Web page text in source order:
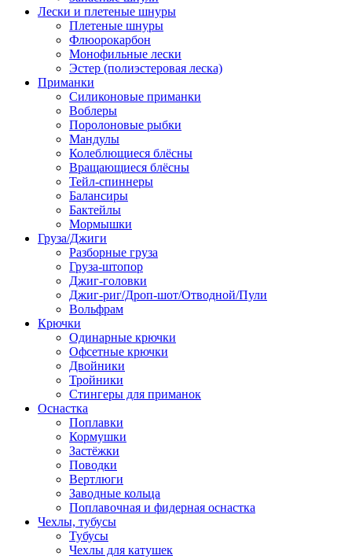
Лески и плетеные шнуры
Плетеные шнуры
Флюорокарбон
Монофильные лески
Эстер (полиэстеровая леска)
Приманки
Силиконовые приманки
Воблеры
Поролоновые рыбки
Мандулы
Колеблющиеся блёсны
Вращающиеся блёсны
Тейл-спиннеры
Балансиры
Бактейлы
Мормышки
Груза/Джиги
Разборные груза
Груза-штопор
Джиг-головки
Джиг-риг/Дроп-шот/Отводной/Пули
Вольфрам
Крючки
Одинарные крючки
Офсетные крючки
Двойники
Тройники
Стингеры для приманок
Оснастка
Поплавки
Кормушки
Застёжки
Поводки
Вертлюги
Заводные кольца
Поплавочная и фидерная оснастка
Чехлы, тубусы
Тубусы
Чехлы для катушек